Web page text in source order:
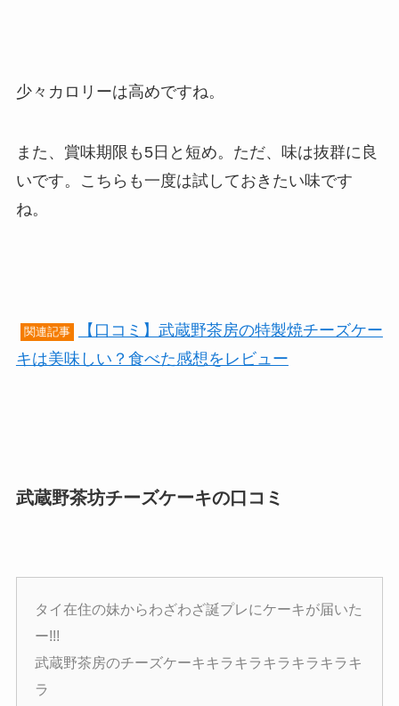
少々カロリーは高めですね。
また、賞味期限も5日と短め。ただ、味は抜群に良
いです。こちらも一度は試しておきたい味です
ね。
関連記事
【口コミ】武蔵野茶房の特製焼チーズケー
キは美味しい？食べた感想をレビュー
武蔵野茶坊チーズケーキの口コミ
タイ在住の妹からわざわざ誕プレにケーキが届いた
ー!!!
武蔵野茶房のチーズケーキキラキラキラキラキラキ
ラ